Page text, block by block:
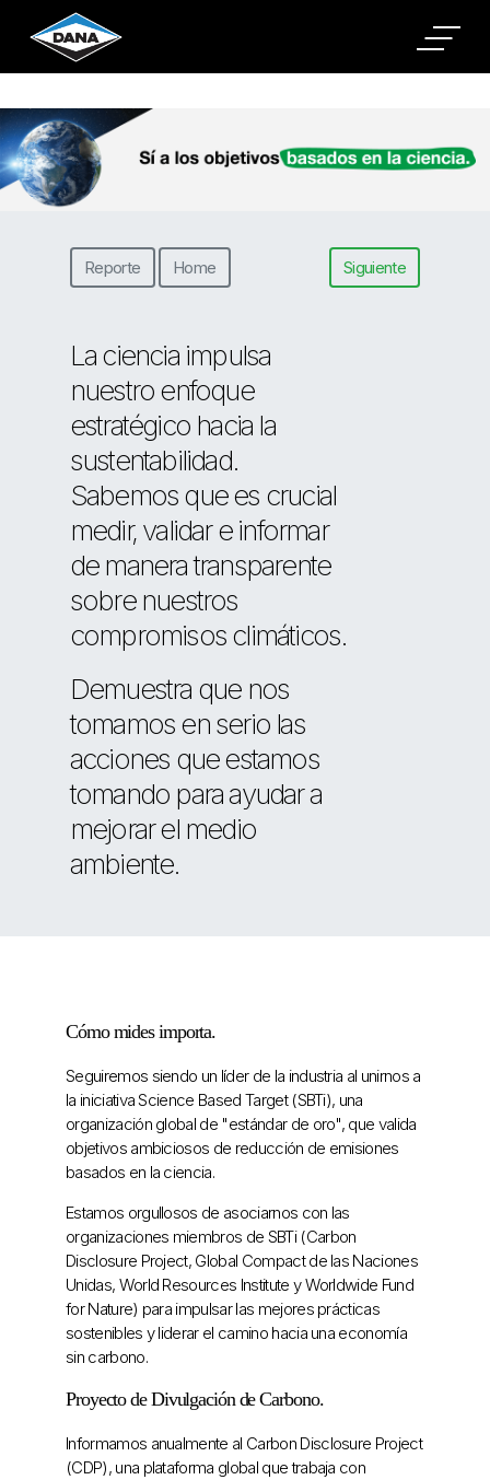
Cookies Settings
Reporte Home Siguiente
La ciencia impulsa
nuestro enfoque
estratégico hacia la
sustentabilidad.
Sabemos que es crucial
medir, validar e informar
de manera transparente
sobre nuestros
compromisos climáticos.
Demuestra que nos
tomamos en serio las
acciones que estamos
tomando para ayudar a
mejorar el medio
ambiente.
Cómo mides importa.
Seguiremos siendo un líder de la industria al unirnos a
la iniciativa Science Based Target (SBTi), una
organización global de "estándar de oro", que valida
objetivos ambiciosos de reducción de emisiones
basados ​​en la ciencia.
Estamos orgullosos de asociarnos con las
organizaciones miembros de SBTi (Carbon
Disclosure Project, Global Compact de las Naciones
Unidas, World Resources Institute y Worldwide Fund
for Nature) para impulsar las mejores prácticas
sostenibles y liderar el camino hacia una economía
sin carbono.
Proyecto de Divulgación de Carbono.
Informamos anualmente al Carbon Disclosure Project
(CDP), una plataforma global que trabaja con